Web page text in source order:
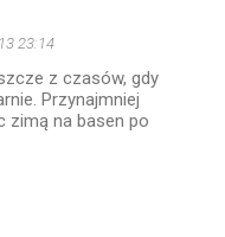
23:14
z czasów, gdy
Przynajmniej
zimą na basen po